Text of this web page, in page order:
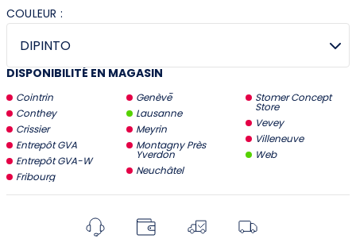
COULEUR :
DISPONIBILITÉ EN MAGASIN
Cointrin
Conthey
Crissier
Entrepôt GVA
Entrepôt GVA-W
Fribourg
Genève
Lausanne
Meyrin
Montagny Près
Yverdon
Neuchâtel
Stomer Concept
Store
Vevey
Villeneuve
Web